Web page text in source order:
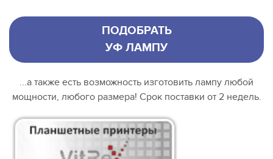
ПОДОБРАТЬ
УФ ЛАМПУ
...а также есть возможность изготовить лампу любой
мощности, любого размера! Срок поставки от 2 недель.